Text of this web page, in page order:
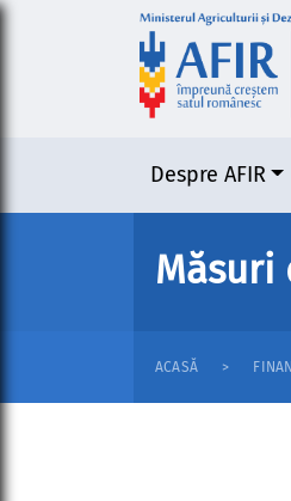
Despre AFIR
Măsuri
ACASĂ